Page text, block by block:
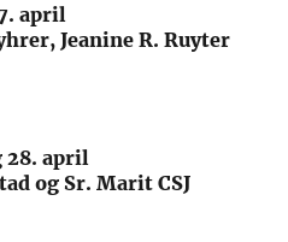
april
Jeanine R. Ruyter
28. april
og Sr. Marit CSJ